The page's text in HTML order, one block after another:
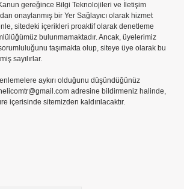
gereğince Bilgi Teknolojileri ve İletişim
onaylanmış bir Yer Sağlayıcı olarak hizmet
sitedeki içerikleri proaktif olarak denetleme
bulunmamaktadır. Ancak, üyelerimiz
taşımakta olup, siteye üye olarak bu
sayılırlar.
aykırı olduğunu düşündüğünüz
adresine bildirmeniz halinde,
içerisinde sitemizden kaldırılacaktır.